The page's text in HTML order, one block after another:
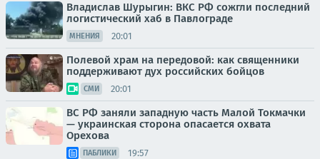
Владислав Шурыгин: ВКС РФ сожгли последний
логистический хаб в Павлограде
МНЕНИЯ 20:01
Полевой храм на передовой: как священники
поддерживают дух российских бойцов
СМИ 20:01
ВС РФ заняли западную часть Малой Токмачки
— украинская сторона опасается охвата
Орехова
ПАБЛИКИ 19:57